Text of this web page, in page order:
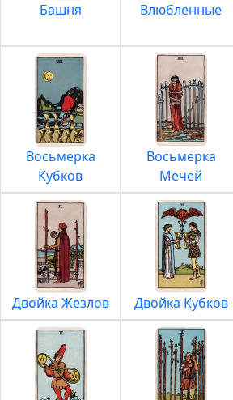
Башня Влюбленные
Восьмерка
Кубков
Восьмерка
Мечей
Двойка Жезлов Двойка Кубков